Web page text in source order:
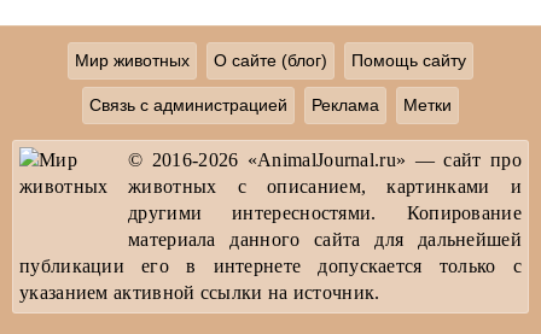
Мир животных О сайте (блог) Помощь сайту
Связь с администрацией Реклама Метки
© 2016-2026 «AnimalJournal.ru» — сайт про
животных с описанием, картинками и
другими интересностями. Копирование
материала данного сайта для дальнейшей
публикации его в интернете допускается только с
указанием активной ссылки на источник.